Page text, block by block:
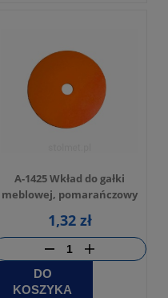
A-1425 Wkład do gałki
meblowej, pomarańczowy
1,32 zł
DO
KOSZYKA